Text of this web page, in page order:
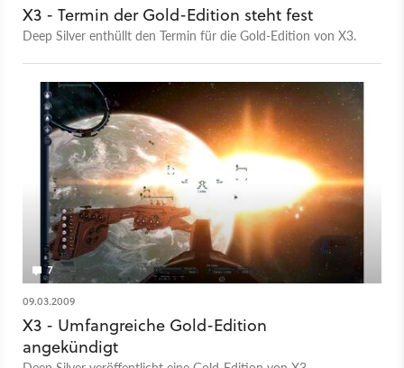
X3 - Termin der Gold-Edition steht fest
Deep Silver enthüllt den Termin für die Gold-Edition von X3.
7
09.03.2009
X3 - Umfangreiche Gold-Edition
angekündigt